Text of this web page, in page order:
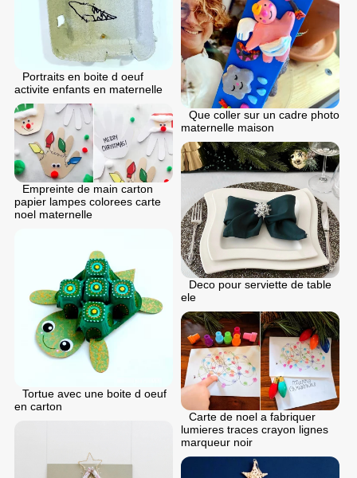
Portraits en boite d oeuf
activite enfants en maternelle
Que coller sur un cadre photo
maternelle maison
Empreinte de main carton
papier lampes colorees carte
noel maternelle
Deco pour serviette de table
ele
Tortue avec une boite d oeuf
en carton
Carte de noel a fabriquer
lumieres traces crayon lignes
marqueur noir